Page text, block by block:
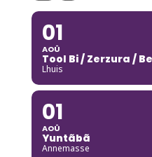
01
AOÛ
Tool Bi / Zerzura /
Lhuis
01
AOÛ
Yuntãbã
Annemasse